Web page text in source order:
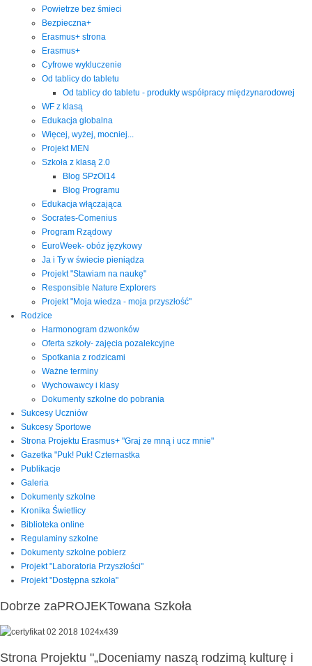
Powietrze bez śmieci
Bezpieczna+
Erasmus+ strona
Erasmus+
Cyfrowe wykluczenie
Od tablicy do tabletu
Od tablicy do tabletu - produkty współpracy międzynarodowej
WF z klasą
Edukacja globalna
Więcej, wyżej, mocniej...
Projekt MEN
Szkoła z klasą 2.0
Blog SPzOI14
Blog Programu
Edukacja włączająca
Socrates-Comenius
Program Rządowy
EuroWeek- obóz językowy
Ja i Ty w świecie pieniądza
Projekt "Stawiam na naukę"
Responsible Nature Explorers
Projekt "Moja wiedza - moja przyszłość"
Rodzice
Harmonogram dzwonków
Oferta szkoły- zajęcia pozalekcyjne
Spotkania z rodzicami
Ważne terminy
Wychowawcy i klasy
Dokumenty szkolne do pobrania
Sukcesy Uczniów
Sukcesy Sportowe
Strona Projektu Erasmus+ "Graj ze mną i ucz mnie"
Gazetka "Puk! Puk! Czternastka
Publikacje
Galeria
Dokumenty szkolne
Kronika Świetlicy
Biblioteka online
Regulaminy szkolne
Dokumenty szkolne pobierz
Projekt "Laboratoria Przyszłości"
Projekt "Dostępna szkoła"
Dobrze zaPROJEKTowana Szkoła
Strona Projektu "„Doceniamy naszą rodzimą kulturę i